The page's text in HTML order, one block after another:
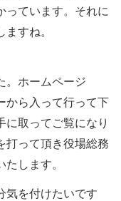
っています。それに
すね。
。ホームページ
から入って行って下
に取ってご覧になり
打って頂き役場総務
します。
気を付けたいです